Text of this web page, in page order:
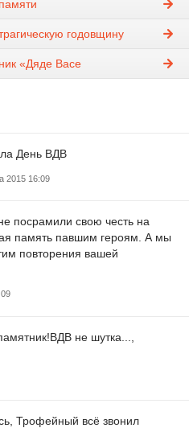
годовщину
«Дяде Васе
День ВДВ
2015 16:09
посрамили свою честь на
память павшим героям. А мы
повторения вашей
не шутка...,
Трофейный всё звонил